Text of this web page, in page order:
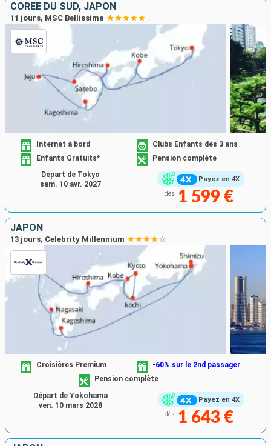
CORÉE DU SUD, JAPON
11 jours, MSC Bellissima
Payez en 4X
Internet à bord
Clubs Enfants dès 3 ans
Enfants Gratuits*
Pension complète
dès 1 599 €
Départ de Tokyo
sam. 10 avr. 2027
JAPON
13 jours, Celebrity Millennium
Payez en 4X
Croisières Premium
-60% sur le 2nd passager
Pension complète
dès 1 643 €
Départ de Yokohama
ven. 10 mars 2028